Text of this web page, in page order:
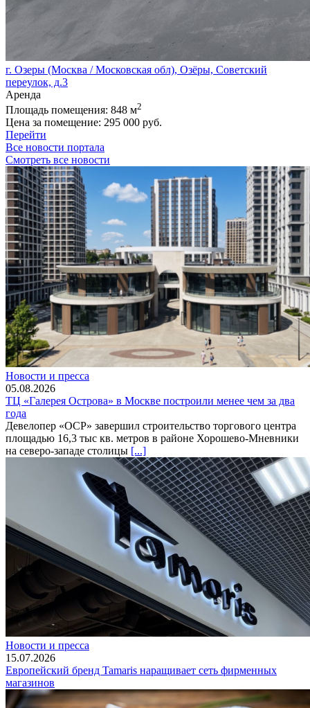
г. Озеры (Москва / Московская обл), Озёры, Советский
переулок, д.3
Аренда
Площадь помещения: 848 м2
Цена за помещение: 295 000 руб.
Перейти
Все новости портала
Смотреть все новости
Новости и пресса
05.08.2026
ТЦ «Галерея Острова» в Москве построили менее чем за два
года
Девелопер «ОСР» завершил строительство торгового центра
площадью 16,3 тыс кв. метров в районе Хорошево-Мневники
на северо-западе столицы [...]
Новости и пресса
15.07.2026
Европейский бренд Tamaris наращивает сеть фирменных
магазинов